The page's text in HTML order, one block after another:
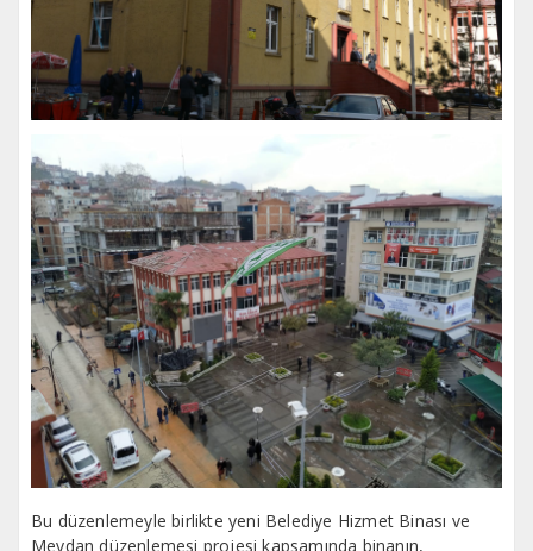
Bu düzenlemeyle birlikte yeni Belediye Hizmet Binası ve
Meydan düzenlemesi projesi kapsamında binanın,